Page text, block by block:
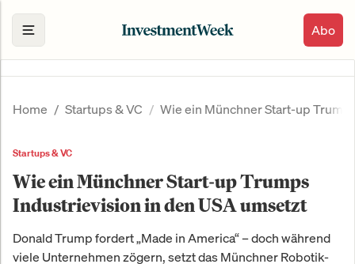
Abo
Home Startups & VC Wie ein Münchner Start-up
Startups & VC
Wie ein Münchner Start-up Trumps
Industrievision in den USA umsetzt
Donald Trump fordert „Made in America“ – doch während
viele Unternehmen zögern, setzt das Münchner Robotik-